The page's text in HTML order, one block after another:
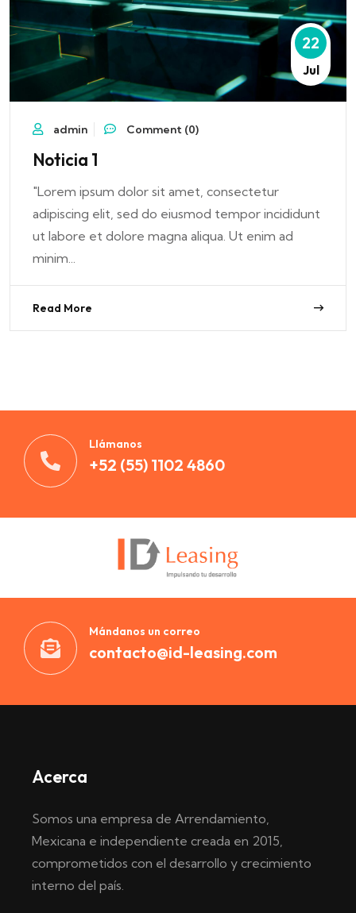
22
Jul
admin Comment (0)
Noticia 1
"Lorem ipsum dolor sit amet, consectetur
adipiscing elit, sed do eiusmod tempor incididunt
ut labore et dolore magna aliqua. Ut enim ad
minim...
Read More
Llámanos
+52 (55) 1102 4860
Mándanos un correo
contacto@id-leasing.com
Acerca
Somos una empresa de Arrendamiento,
Mexicana e independiente creada en 2015,
comprometidos con el desarrollo y crecimiento
interno del país.